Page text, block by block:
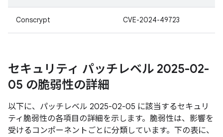
Conscrypt CVE-2024-49723
セキュリティ パッチレベル 2025-02-
05 の脆弱性の詳細
以下に、パッチレベル 2025-02-05 に該当するセキュリ
ティ脆弱性の各項目の詳細を示します。脆弱性は、影響を
受けるコンポーネントごとに分類しています。下の表に、